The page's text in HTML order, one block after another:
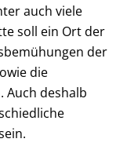
auch viele
soll ein Ort der
der
die
deshalb